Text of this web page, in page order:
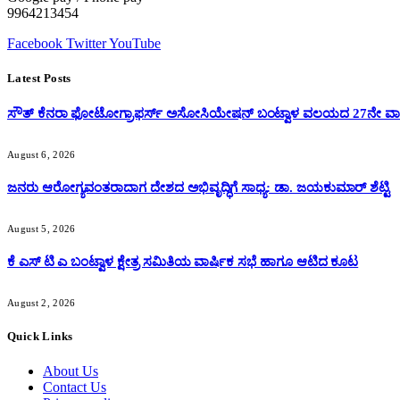
9964213454
Facebook TwitterYouTube
Latest Posts
ಸೌತ್ ಕೆನರಾ ಫೋಟೋಗ್ರಾಫರ್ಸ್ ಅಸೋಸಿಯೇಷನ್ ಬಂಟ್ವಾಳ ವಲಯದ 27ನೇ
August 6, 2026
ಜನರು ಆರೋಗ್ಯವಂತರಾದಾಗ ದೇಶದ ಅಭಿವೃದ್ಧಿಗೆ ಸಾಧ್ಯ: ಡಾ. ಜಯಕುಮಾರ್ ಶೆಟ್ಟಿ
August 5, 2026
ಕೆ ಎಸ್ ಟಿ ಎ ಬಂಟ್ವಾಳ ಕ್ಷೇತ್ರ ಸಮಿತಿಯ ವಾರ್ಷಿಕ ಸಭೆ ಹಾಗೂ ಆಟಿದ ಕೂಟ
August 2, 2026
Quick Links
About Us
Contact Us